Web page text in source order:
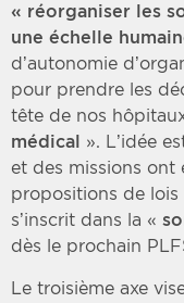
« réorganiser les
une échelle
d’autonomie
pour prendre les
tête de nos
médical ». L’idée
et des missions ont
propositions de lois
s’inscrit dans la «
dès le prochain
Le troisième axe